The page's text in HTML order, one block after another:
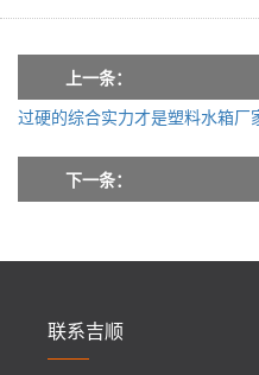
上一条：
过硬的综合实力才是塑料水箱厂
下一条：
联系吉顺